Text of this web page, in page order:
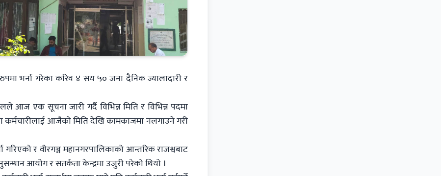
भर्ना गरेका करिव ४ सय ५० जना दैनिक ज्यालादारी र
आज एक सूचना जारी गर्दै विभिन्न मिति र विभिन्न पदमा
कर्मचारीलाई आजैको मिति देखि कामकाजमा नलगाउने गरी
गरिएको र वीरगञ्ज महानगरपालिकाको आन्तरिक राजश्वबाट
आयोग र सतर्कता केन्द्रमा उजुरी परेको थियो ।